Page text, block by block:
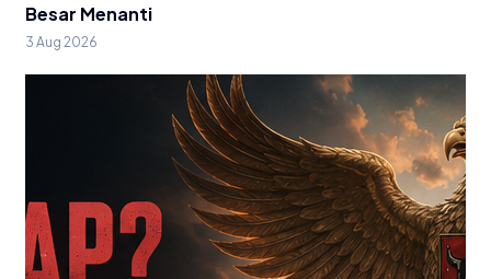
Besar Menanti
3 Aug 2026